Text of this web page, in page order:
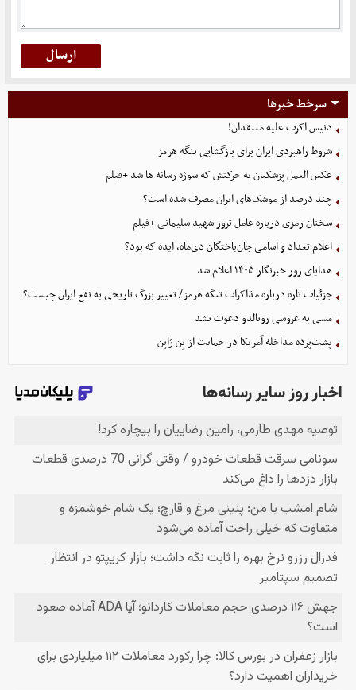
سرخط خبرها
دنیس اکرت علیه منتقدان!
شروط راهبردی ایران برای بازگشایی تنگه هرمز
عکس العمل پزشکیان به حرکتش که سوژه رسانه ها شد +فیلم
چند درصد از موشک‌های ایران مصرف شده است؟
سخنان رمزی درباره عامل ترور شهید سلیمانی +فیلم
اعلام تعداد و اسامی جان‌باختگان دی‌ماه، ایده که بود؟
هدایای روز خبرنگار ۱۴۰۵ اعلام شد
جزئیات تازه درباره مذاکرات تنگه هرمز/ تغییر بزرگ تاریخی به نفع ایران چیست؟
مسی به عروسی رونالدو دعوت نشد
پشت‌پرده مداخله آمریکا در حمایت از یِن ژاپن